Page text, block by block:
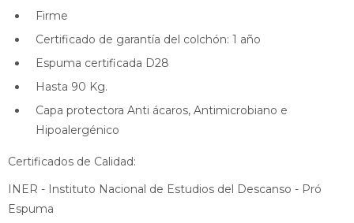
Firme
Certificado de garantía del colchón: 1 año
Espuma certificada D28
Hasta 90 Kg.
Capa protectora Anti ácaros, Antimicrobiano e
Hipoalergénico
Certificados de Calidad:
INER - Instituto Nacional de Estudios del Descanso - Pró
Espuma